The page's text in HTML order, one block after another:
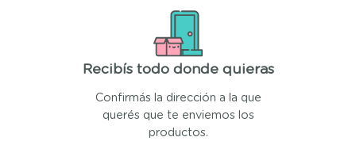
Recibís todo donde quieras
Confirmás la dirección a la que
querés que te enviemos los
productos.